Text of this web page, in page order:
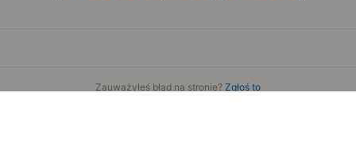
Zauważyłeś błąd na stronie? Zgłoś to